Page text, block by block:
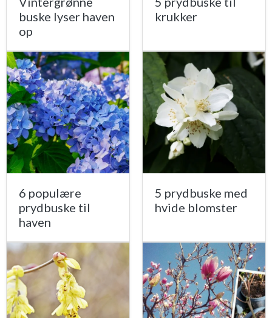
buske lyser haven
op
krukker
6 populære
prydbuske til
haven
5 prydbuske med
hvide blomster